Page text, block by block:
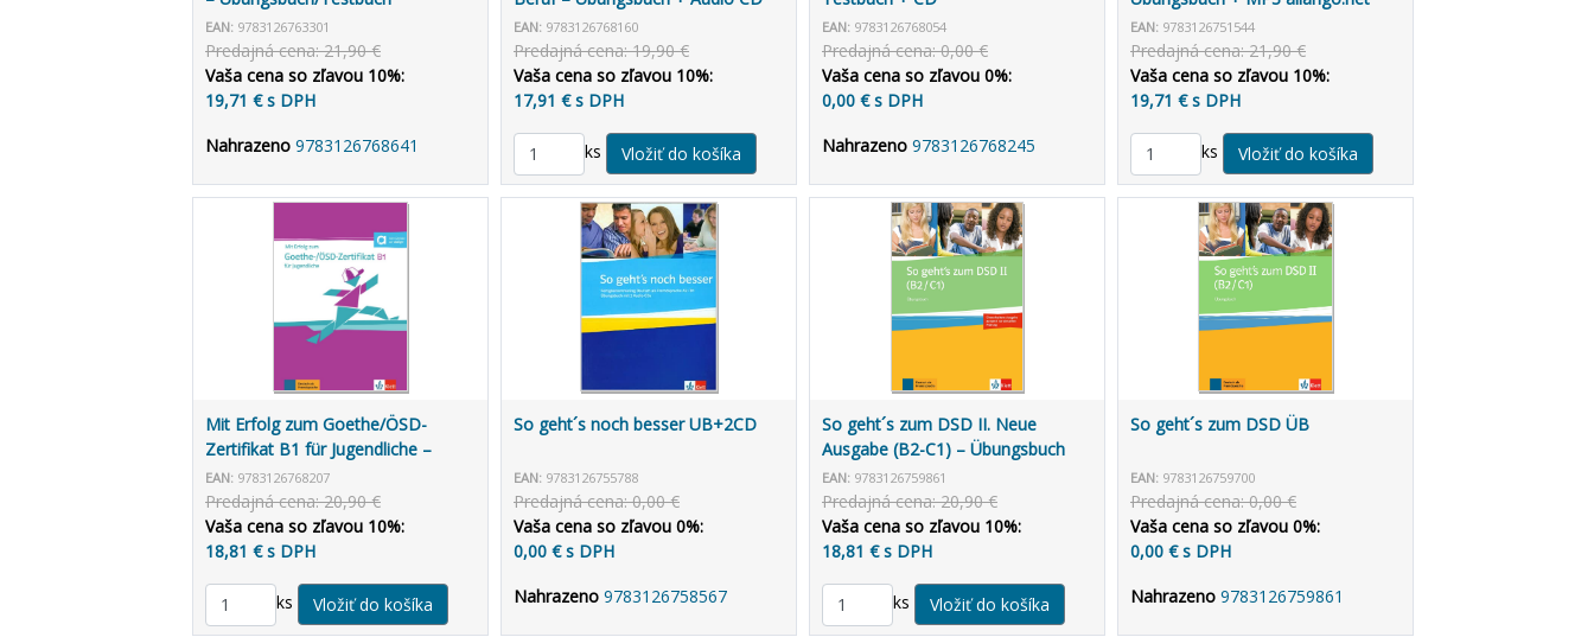
EAN: 9783126763301
Predajná cena: 21,90 €
Vaša cena so zľavou 10%:
19,71 € s DPH
Nahrazeno 9783126768641
EAN: 9783126768160
Predajná cena: 19,90 €
Vaša cena so zľavou 10%:
17,91 € s DPH
ks
EAN: 9783126768054
Predajná cena: 0,00 €
Vaša cena so zľavou 0%:
0,00 € s DPH
Nahrazeno 9783126768245
EAN: 9783126751544
Predajná cena: 21,90 €
Vaša cena so zľavou 10%:
19,71 € s DPH
ks
Mit Erfolg zum Goethe/ÖSD-
Zertifikat B1 für Jugendliche –
Testbuch + MP3 allango.net
EAN: 9783126768207
Predajná cena: 20,90 €
Vaša cena so zľavou 10%:
18,81 € s DPH
ks
So geht´s noch besser UB+2CD
EAN: 9783126755788
Predajná cena: 0,00 €
Vaša cena so zľavou 0%:
0,00 € s DPH
Nahrazeno 9783126758567
So geht´s zum DSD II. Neue
Ausgabe (B2-C1) – Übungsbuch
EAN: 9783126759861
Predajná cena: 20,90 €
Vaša cena so zľavou 10%:
18,81 € s DPH
ks
So geht´s zum DSD ÜB
EAN: 9783126759700
Predajná cena: 0,00 €
Vaša cena so zľavou 0%:
0,00 € s DPH
Nahrazeno 9783126759861